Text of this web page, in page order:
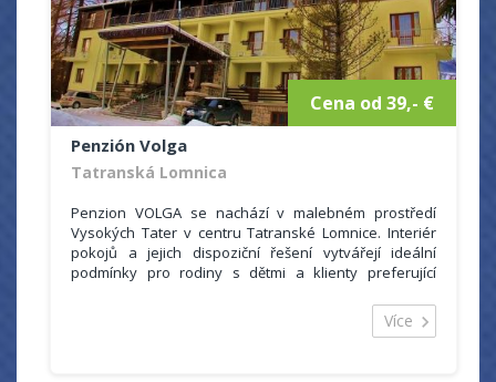
Cena od 39,- €
Penzión Volga
Tatranská Lomnica
Penzion VOLGA se nachází v malebném prostředí
Vysokých Tater v centru Tatranské Lomnice. Interiér
pokojů a jejich dispoziční řešení vytvářejí ideální
podmínky pro rodiny s dětmi a klienty preferující
dvoulůžkové pokoje, tří, čtyř a pěti lůžkové rodinné
Více